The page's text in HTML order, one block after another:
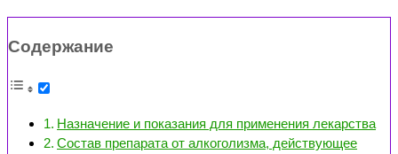
Содержание
Назначение и показания для применения лекарства
Состав препарата от алкоголизма, действующее